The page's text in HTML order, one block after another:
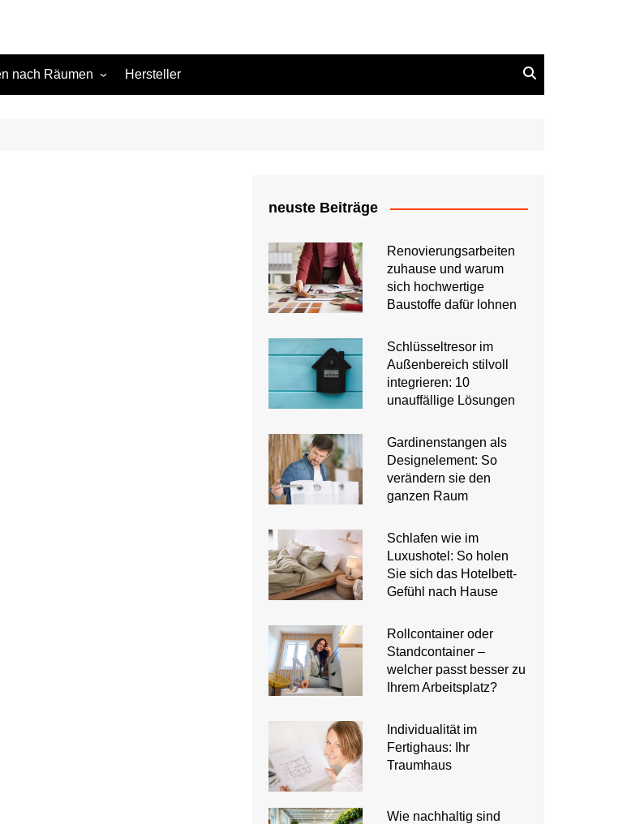
nach Räumen Hersteller
neuste Beiträge
Renovierungsarbeiten
zuhause und warum
sich hochwertige
Baustoffe dafür lohnen
Schlüsseltresor im
Außenbereich stilvoll
integrieren: 10
unauffällige Lösungen
Gardinenstangen als
Designelement: So
verändern sie den
ganzen Raum
Schlafen wie im
Luxushotel: So holen
Sie sich das Hotelbett-
Gefühl nach Hause
Rollcontainer oder
Standcontainer –
welcher passt besser zu
Ihrem Arbeitsplatz?
Individualität im
Fertighaus: Ihr
Traumhaus
Wie nachhaltig sind